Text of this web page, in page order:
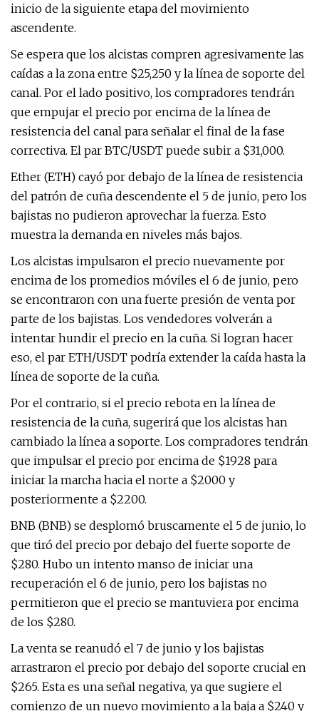
inicio de la siguiente etapa del movimiento
ascendente.
Se espera que los alcistas compren agresivamente las
caídas a la zona entre $25,250 y la línea de soporte del
canal. Por el lado positivo, los compradores tendrán
que empujar el precio por encima de la línea de
resistencia del canal para señalar el final de la fase
correctiva. El par BTC/USDT puede subir a $31,000.
Ether (ETH) cayó por debajo de la línea de resistencia
del patrón de cuña descendente el 5 de junio, pero los
bajistas no pudieron aprovechar la fuerza. Esto
muestra la demanda en niveles más bajos.
Los alcistas impulsaron el precio nuevamente por
encima de los promedios móviles el 6 de junio, pero
se encontraron con una fuerte presión de venta por
parte de los bajistas. Los vendedores volverán a
intentar hundir el precio en la cuña. Si logran hacer
eso, el par ETH/USDT podría extender la caída hasta la
línea de soporte de la cuña.
Por el contrario, si el precio rebota en la línea de
resistencia de la cuña, sugerirá que los alcistas han
cambiado la línea a soporte. Los compradores tendrán
que impulsar el precio por encima de $1928 para
iniciar la marcha hacia el norte a $2000 y
posteriormente a $2200.
BNB (BNB) se desplomó bruscamente el 5 de junio, lo
que tiró del precio por debajo del fuerte soporte de
$280. Hubo un intento manso de iniciar una
recuperación el 6 de junio, pero los bajistas no
permitieron que el precio se mantuviera por encima
de los $280.
La venta se reanudó el 7 de junio y los bajistas
arrastraron el precio por debajo del soporte crucial en
$265. Esta es una señal negativa, ya que sugiere el
comienzo de un nuevo movimiento a la baja a $240 y